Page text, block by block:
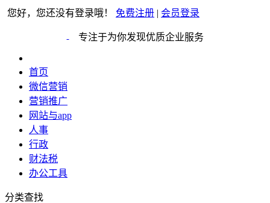
您好，您还没有登录哦！ 免费注册 | 会员登录
专注于为你发现优质企业服务
首页
微信营销
营销推广
网站与app
人事
行政
财法税
办公工具
分类查找